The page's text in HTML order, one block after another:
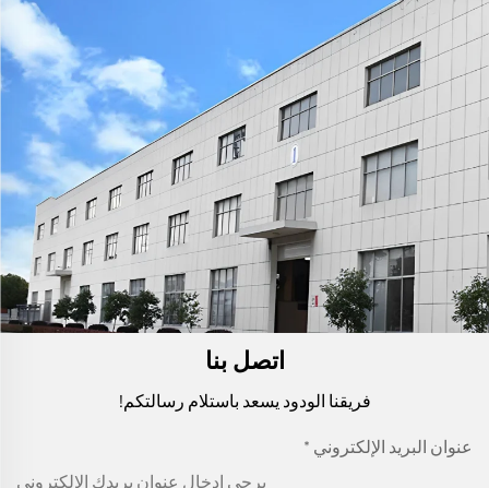
اتصل بنا
فريقنا الودود يسعد باستلام رسالتكم!
عنوان البريد الإلكتروني *